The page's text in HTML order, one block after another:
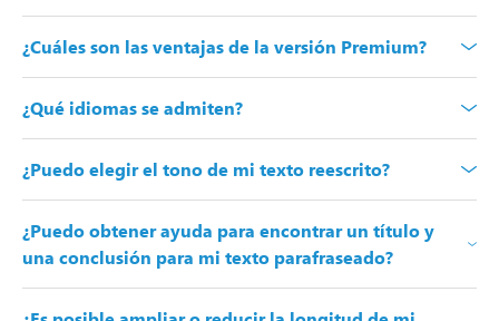
¿Cuáles son las ventajas de la versión Premium?
¿Qué idiomas se admiten?
¿Puedo elegir el tono de mi texto reescrito?
¿Puedo obtener ayuda para encontrar un título y
una conclusión para mi texto parafraseado?